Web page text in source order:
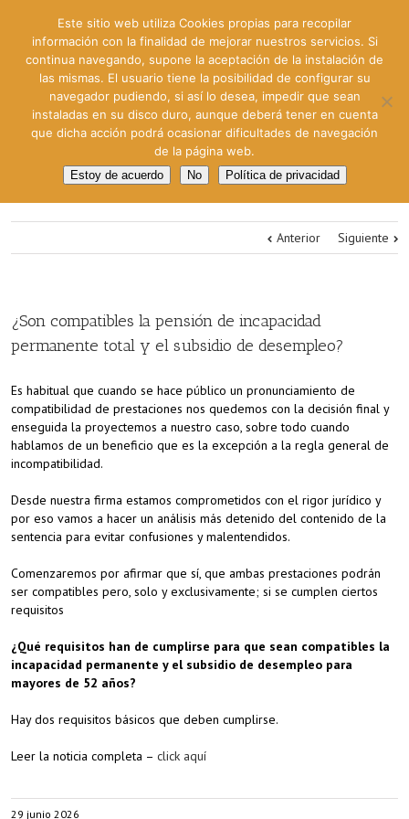
Anterior Siguiente
¿Son compatibles la pensión de incapacidad
permanente total y el subsidio de desempleo?
Es habitual que cuando se hace público un pronunciamiento de
compatibilidad de prestaciones nos quedemos con la decisión final y
enseguida la proyectemos a nuestro caso, sobre todo cuando
hablamos de un beneficio que es la excepción a la regla general de
incompatibilidad.
Desde nuestra firma estamos comprometidos con el rigor jurídico y
por eso vamos a hacer un análisis más detenido del contenido de la
sentencia para evitar confusiones y malentendidos.
Comenzaremos por afirmar que sí, que ambas prestaciones podrán
ser compatibles pero, solo y exclusivamente; si se cumplen ciertos
requisitos
¿Qué requisitos han de cumplirse para que sean compatibles la
incapacidad permanente y el subsidio de desempleo para
mayores de 52 años?
Hay dos requisitos básicos que deben cumplirse.
Leer la noticia completa – click aquí
29 junio 2026
Este sitio web utiliza Cookies propias para recopilar
información con la finalidad de mejorar nuestros servicios. Si
continua navegando, supone la aceptación de la instalación de
las mismas. El usuario tiene la posibilidad de configurar su
navegador pudiendo, si así lo desea, impedir que sean
instaladas en su disco duro, aunque deberá tener en cuenta
que dicha acción podrá ocasionar dificultades de navegación
de la página web.
Estoy de acuerdo No Política de privacidad